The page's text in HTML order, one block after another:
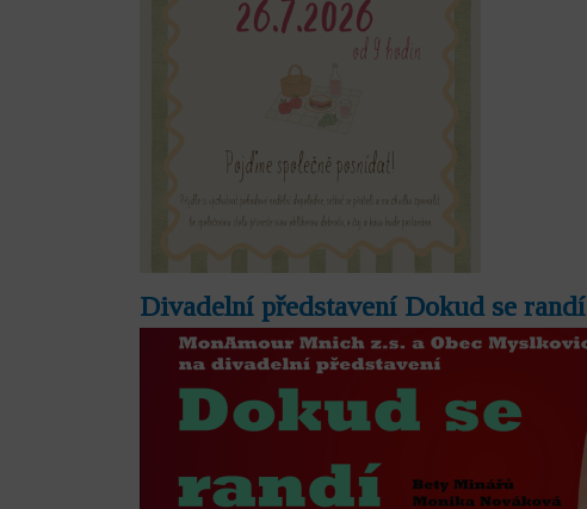
Divadelní představení Dokud se randí